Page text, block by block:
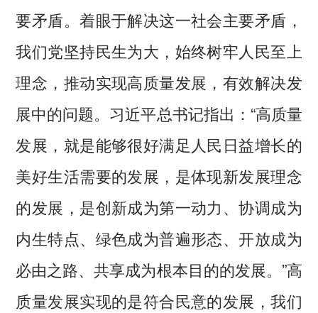
要矛盾。着眼于解决这一社会主要矛盾，
我们党坚持民生为大，始终树牢人民至上
理念，推动实现高质量发展，有效解决发
展中的问题。习近平总书记指出：“高质量
发展，就是能够很好满足人民日益增长的
美好生活需要的发展，是体现新发展理念
的发展，是创新成为第一动力、协调成为
内生特点、绿色成为普遍形态、开放成为
必由之路、共享成为根本目的的发展。”高
质量发展实现的是符合民意的发展，我们